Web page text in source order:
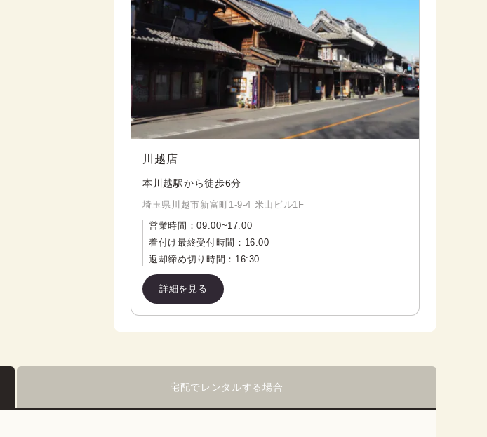
川越店
本川越駅から徒歩6分
埼玉県川越市新富町1-9-4 米山ビル1F
営業時間：09:00~17:00
着付け最終受付時間： 16:00
返却締め切り時間： 16:30
詳細を見る
宅配でレンタルする場合